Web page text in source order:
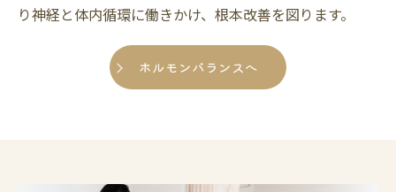
り神経と体内循環に働きかけ、根本改善を図ります。
ホルモンバランスへ